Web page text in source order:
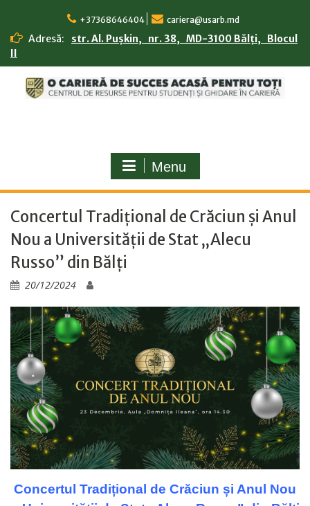
content
+37368646404 cariera@usarb.md
Adresă:
str. Al. Pușkin, nr. 38, MD-3100 Bălți, Blocul
II
Menu
Concertul Tradițional de Crăciun și Anul
Nou a Universității de Stat „Alecu
Russo” din Bălți
20/12/2024
Concertul Tradițional de Crăciun și Anul Nou